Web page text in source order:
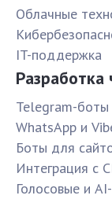
Облачные
IT-поддержка
Разработка
Telegram-боты
WhatsApp и
Боты для
Интеграция с
Голосовые и